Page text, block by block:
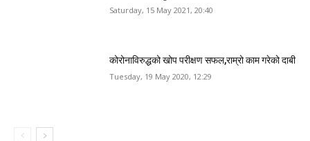
Saturday, 15 May 2021, 20:40
कोरोनाविरुद्धको खोप परीक्षण सफल,राम्रो काम गरेको दाबी
Tuesday, 19 May 2020, 12:29